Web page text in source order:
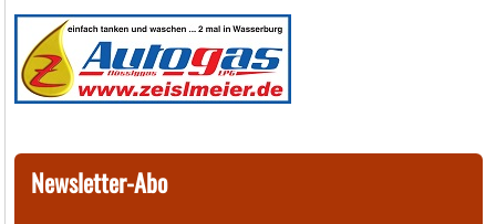
Newsletter-Abo